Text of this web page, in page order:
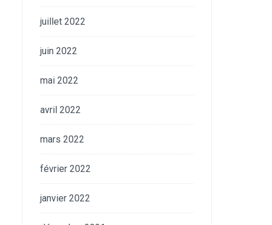
juillet 2022
juin 2022
mai 2022
avril 2022
mars 2022
février 2022
janvier 2022